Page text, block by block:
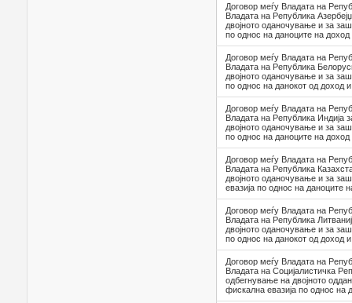
Договор меѓу Владата на
Владата на Република
двојното оданочување и за
по однос на даноците на доход
Договор меѓу Владата на
Владата на Република
двојното оданочување и за
по однос на данокот од доход
Договор меѓу Владата на
Владата на Република Индија
двојното оданочување и за
по однос на даноците на доход
Договор меѓу Владата на
Владата на Република
двојното оданочување и за
евазија по однос на даноците
Договор меѓу Владата на
Владата на Република
двојното оданочување и за
по однос на данокот од доход
Договор меѓу Владата на
Владата на Социјалистичка
одбегнување на двојното
фискална евазија по однос на